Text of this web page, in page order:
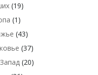
(19)
(1)
(43)
(37)
(20)